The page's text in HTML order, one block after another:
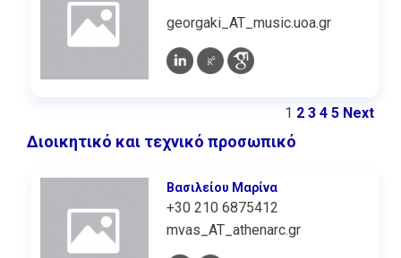
georgaki_AT_music.uoa.gr
1 2 3 4 5 Next
Διοικητικό και τεχνικό προσωπικό
Βασιλείου Μαρίνα
+30 210 6875412
mvas_AT_athenarc.gr